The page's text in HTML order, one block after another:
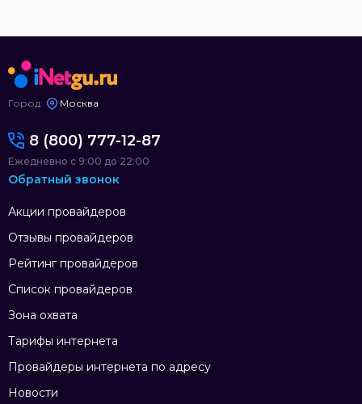
Город: Москва
Акции провайдеров
Отзывы провайдеров
Рейтинг провайдеров
Список провайдеров
Зона охвата
Тарифы интернета
Провайдеры интернета по адресу
Новости
8 (800) 777-12-87
Ежедневно с 9:00 до 22:00
Обратный звонок